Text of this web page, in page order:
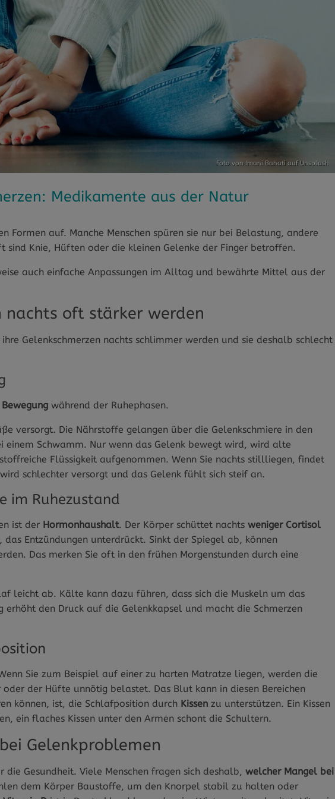
Foto von Imani Bahati auf Unsplash
Medikamente aus der Natur
Formen auf. Manche Menschen spüren sie nur bei Belastung, andere
Knie, Hüften oder die kleinen Gelenke der Finger betroffen.
auch einfache Anpassungen im Alltag und bewährte Mittel aus der
nachts oft stärker werden
Gelenkschmerzen nachts schlimmer werden und sie deshalb schlecht
während der Ruhephasen.
versorgt. Die Nährstoffe gelangen über die Gelenkschmiere in den
einem Schwamm. Nur wenn das Gelenk bewegt wird, wird alte
Flüssigkeit aufgenommen. Wenn Sie nachts stillliegen, findet
schlechter versorgt und das Gelenk fühlt sich steif an.
im Ruhezustand
ist der Hormonhaushalt. Der Körper schüttet nachts weniger Cortisol
Entzündungen unterdrückt. Sinkt der Spiegel ab, können
Das merken Sie oft in den frühen Morgenstunden durch eine
leicht ab. Kälte kann dazu führen, dass sich die Muskeln um das
erhöht den Druck auf die Gelenkkapsel und macht die Schmerzen
Sie zum Beispiel auf einer zu harten Matratze liegen, werden die
der Hüfte unnötig belastet. Das Blut kann in diesen Bereichen
können, ist, die Schlafposition durch Kissen zu unterstützen. Ein Kissen
ein flaches Kissen unter den Armen schont die Schultern.
Gelenkproblemen
Gesundheit. Viele Menschen fragen sich deshalb, welcher Mangel bei
dem Körper Baustoffe, um den Knorpel stabil zu halten oder